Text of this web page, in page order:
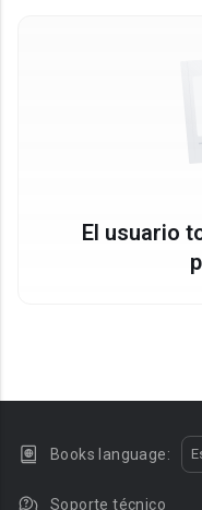
El usuario
Books language:
Soporte técnico